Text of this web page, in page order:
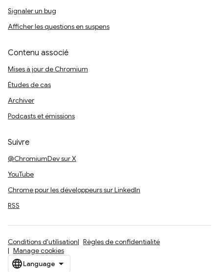
Signaler un bug
Afficher les questions en suspens
Contenu associé
Mises à jour de Chromium
Études de cas
Archiver
Podcasts et émissions
Suivre
@ChromiumDev sur X
YouTube
Chrome pour les développeurs sur LinkedIn
RSS
Conditions d'utilisation
Règles de confidentialité
Manage cookies